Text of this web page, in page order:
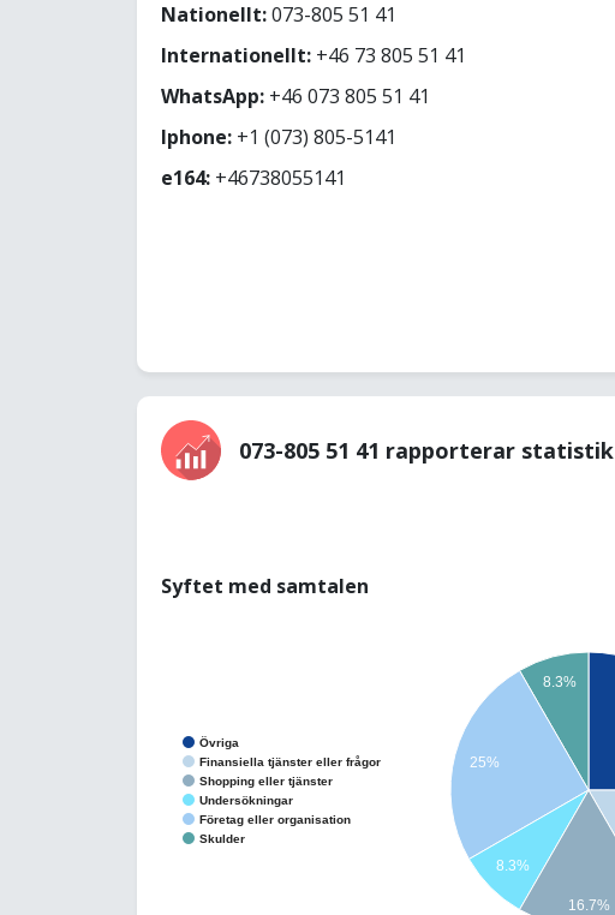
Nationellt:073-805 51 41
Internationellt: +46 73 805 51 41
WhatsApp: +46 073 805 51 41
Iphone: +1 (073) 805-5141
e164: +46738055141
073-805 51 41 rapporterar statistik
Syftet med samtalen
Övriga
Finansiella tjänster eller frågor
Shopping eller tjänster
Undersökningar
Företag eller organisation
Skulder
8.3%
25%
8.3%
16.7%